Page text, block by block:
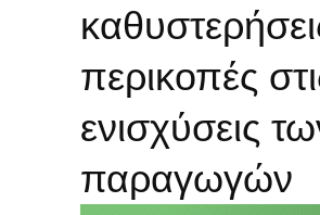
περικοπές
ενισχύσεις
παραγωγών